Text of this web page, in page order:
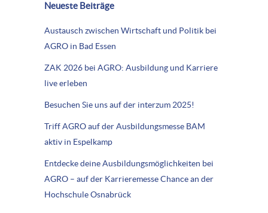
Neueste Beiträge
Austausch zwischen Wirtschaft und Politik bei
AGRO in Bad Essen
ZAK 2026 bei AGRO: Ausbildung und Karriere
live erleben
Besuchen Sie uns auf der interzum 2025!
Triff AGRO auf der Ausbildungsmesse BAM
aktiv in Espelkamp
Entdecke deine Ausbildungsmöglichkeiten bei
AGRO – auf der Karrieremesse Chance an der
Hochschule Osnabrück